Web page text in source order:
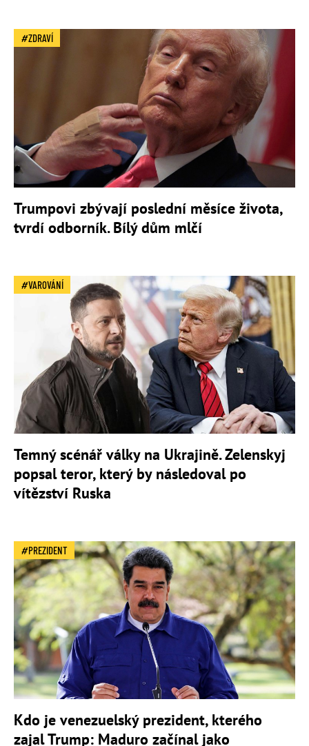
ZDRAVÍ
Trumpovi zbývají poslední měsíce života,
tvrdí odborník. Bílý dům mlčí
VAROVÁNÍ
Temný scénář války na Ukrajině. Zelenskyj
popsal teror, který by následoval po
vítězství Ruska
PREZIDENT
Kdo je venezuelský prezident, kterého
zajal Trump: Maduro začínal jako